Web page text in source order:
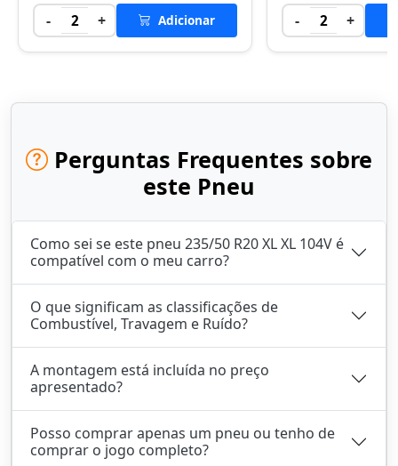
- 2 + Adicionar - 2 +
Perguntas Frequentes sobre
este Pneu
Como sei se este pneu 235/50 R20 XL XL 104V é
compatível com o meu carro?
O que significam as classificações de
Combustível, Travagem e Ruído?
A montagem está incluída no preço
apresentado?
Posso comprar apenas um pneu ou tenho de
comprar o jogo completo?